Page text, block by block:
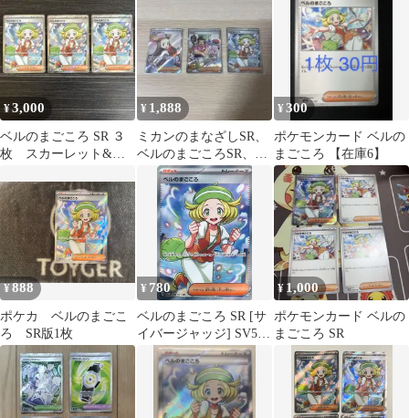
¥3,000
ベルのまごころ SR ３
枚 スカーレット&バ
サイバージ
¥ 1,888
ミカンのまなざしSR、
ベルのまごころSR、サ
ワロSAR
¥300
ポケモンカード ベルの
まごころ 【在庫6】
¥888
ポケカ ベルのまごこ
ろ SR版1枚
¥ 780
ベルのまごころ SR [サ
イバージャッジ] SV5M
092/071 ポケモンカード
ポケカ
¥ 1,000
ポケモンカード ベルの
まごころ SR